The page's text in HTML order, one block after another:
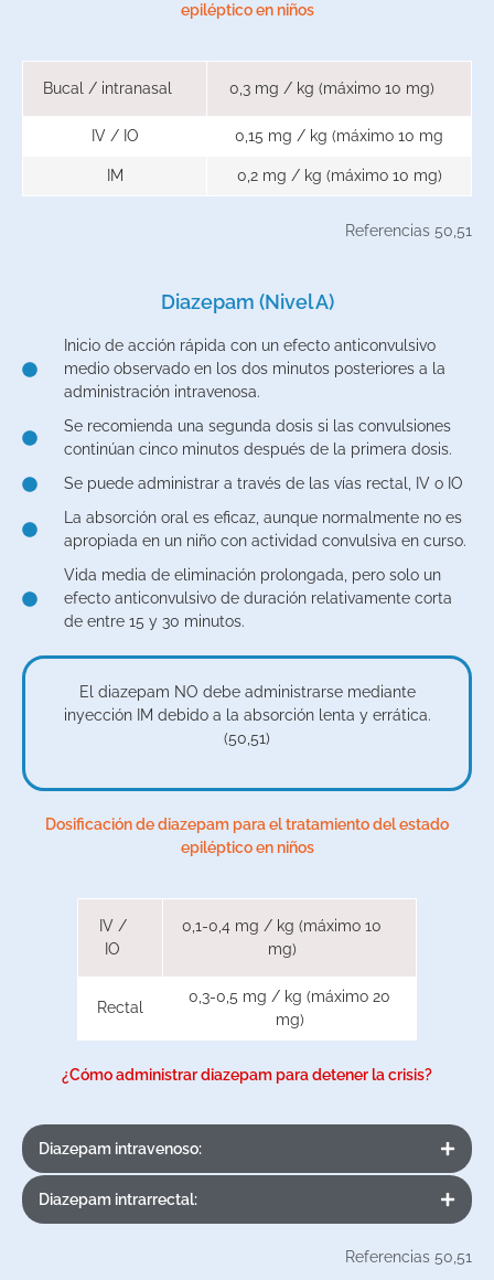
epiléptico en niños
Bucal / intranasal 0,3 mg / kg (máximo 10 mg)
IV / IO 0,15 mg / kg (máximo 10 mg
IM 0,2 mg / kg (máximo 10 mg)
Referencias 50,51
Diazepam (Nivel A)
Inicio de acción rápida con un efecto anticonvulsivo
medio observado en los dos minutos posteriores a la
administración intravenosa.
Se recomienda una segunda dosis si las convulsiones
continúan cinco minutos después de la primera dosis.
Se puede administrar a través de las vías rectal, IV o IO
La absorción oral es eficaz, aunque normalmente no es
apropiada en un niño con actividad convulsiva en curso.
Vida media de eliminación prolongada, pero solo un
efecto anticonvulsivo de duración relativamente corta
de entre 15 y 30 minutos.
El diazepam NO debe administrarse mediante
inyección IM debido a la absorción lenta y errática.
(50,51)
Dosificación de diazepam para el tratamiento del estado
epiléptico en niños
IV /
IO
0,1-0,4 mg / kg (máximo 10
mg)
Rectal
0,3-0,5 mg / kg (máximo 20
mg)
¿Cómo administrar diazepam para detener la crisis?
Diazepam intravenoso:
Diazepam intrarrectal:
Referencias 50,51